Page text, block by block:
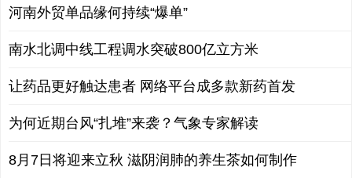
河南外贸单品缘何持续“爆单”
南水北调中线工程调水突破800亿立方米
让药品更好触达患者 网络平台成多款新药首发
为何近期台风“扎堆”来袭？气象专家解读
8月7日将迎来立秋 滋阴润肺的养生茶如何制作